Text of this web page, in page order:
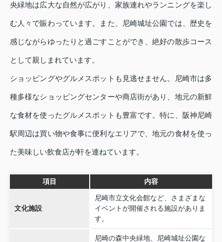
央緑地は広大な自然が広がり、家族連れやランニングを楽し
む人々で賑わっています。また、尼崎城址公園では、歴史を
感じながらゆったりと過ごすことができ、絶好の散歩コース
として親しまれています。
ショッピングやグルメスポットも見逃せません。尼崎市は多
種多様なショッピングセンターや商店街があり、地元の新鮮
な食材を使ったグルメスポットも豊富です。特に、阪神尼崎
駅周辺は買い物や食事に便利なエリアで、地元の食材を使っ
た美味しい飲食店が軒を連ねています。
項目 内容
文化施設
尼崎市立文化会館など、さまざまな
イベントが開催される施設がありま
す。
尼崎の森中央緑地、尼崎城址公園な